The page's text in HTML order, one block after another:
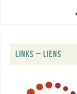
LINKS – LIENS